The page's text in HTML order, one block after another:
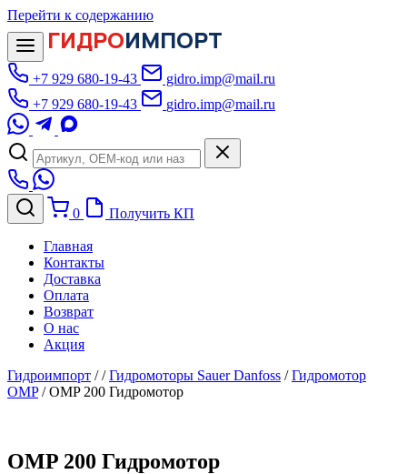
Перейти к содержанию
ГИДРОИМПОРТ
+7 929 680-19-43
gidro.imp@mail.ru
+7 929 680-19-43
gidro.imp@mail.ru
0 Получить КП
Главная
Контакты
Доставка
Оплата
Возврат
О нас
Акция
Гидроимпорт //Гидромоторы Sauer Danfoss /Гидромотор
OMP/OMP 200 Гидромотор
OMP 200 Гидромотор